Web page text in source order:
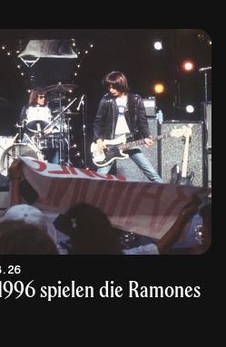
06.08.26
spielen die Ramones